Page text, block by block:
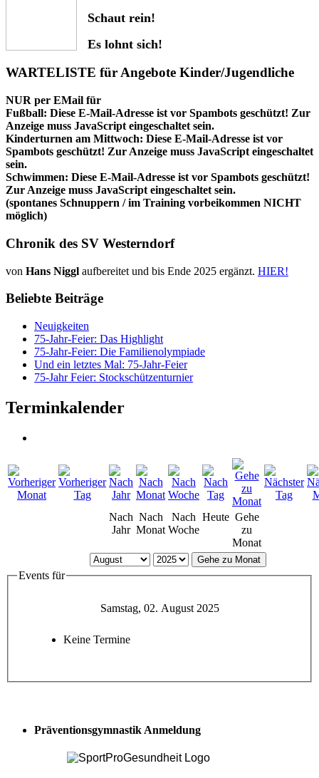
Schaut rein!
Es lohnt sich!
WARTELISTE für Angebote Kinder/Jugendliche
NUR per EMail für
Fußball: Diese E-Mail-Adresse ist vor Spambots geschützt! Zur
Anzeige muss JavaScript eingeschaltet sein.
Kinderturnen am Mittwoch: Diese E-Mail-Adresse ist vor
Spambots geschützt! Zur Anzeige muss JavaScript eingeschaltet
sein.
Schwimmen: Diese E-Mail-Adresse ist vor Spambots geschützt!
Zur Anzeige muss JavaScript eingeschaltet sein.
(spontanes Schnuppern / im Training vorbeikommen NICHT
möglich)
Chronik des SV Westerndorf
von Hans Niggl aufbereitet und bis Ende 2025 ergänzt. HIER!
Beliebte Beiträge
Neuigkeiten
75-Jahr-Feier: Das Highlight
75-Jahr-Feier: Die Familienolympiade
Und ein letztes Mal: 75-Jahr-Feier
75-Jahr Feier: Stockschützenturnier
Terminkalender
Nach
Jahr
Nach
Monat
Nach
Woche
Heute Gehe
zu
Monat
Gehe zu Monat
Events für
Samstag, 02. August 2025
Keine Termine
Präventionsgymnastik Anmeldung